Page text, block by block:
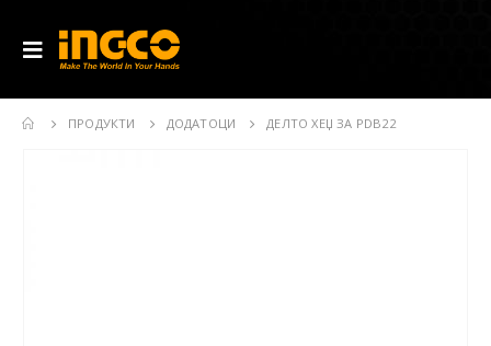
ПРОДУКТИ ДОДАТОЦИ ДЕЛТО ХЕЏ ЗА PDB22